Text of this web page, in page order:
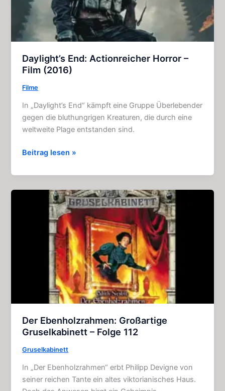
Daylight’s End: Actionreicher Horror –
Film (2016)
Filme
In „Daylight’s End“ kämpft eine Gruppe Überlebender
gegen die bluthungrigen Kreaturen, die durch eine
weltweite Plage entstanden sind.
Daylight’s
Actionreicher
Horror
Beitrag lesen »
Der Ebenholzrahmen: Großartige
Gruselkabinett – Folge 112
Gruselkabinett
In „Der Ebenholzrahmen“ erbt Philipp Devigne von
seiner reichen Tante ein altes viktorianisches Haus.